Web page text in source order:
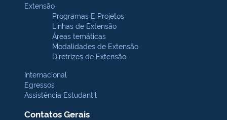
Extensão
Programas E Projetos
Linhas de Extensão
Áreas temáticas
Modalidades de Extensão
Diretrizes de Extensão
Internacional
Egressos
Assistência Estudantil
Contatos Gerais